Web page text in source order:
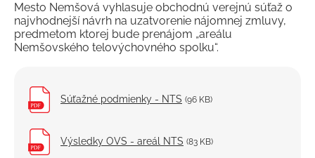
Mesto Nemšová vyhlasuje obchodnú verejnú súťaž o
najvhodnejší návrh na uzatvorenie nájomnej zmluvy,
predmetom ktorej bude prenájom „areálu
Nemšovského telovýchovného spolku“.
Súťažné podmienky - NTS (96 KB)
Výsledky OVS - areál NTS (83 KB)